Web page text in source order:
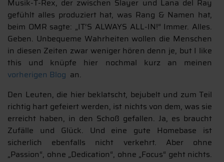
Musik-T-Rex, der zwischen Slayer und Lana del Ray
gefühlt alles produziert hat, was Rang & Namen hat,
beim OMR sagte: „IT’S ALWAYS ALL-IN!“ Immer. Alles.
Geben. Unbequeme Wahrheiten wollen die Menschen
in diesen Zeiten zwar weniger hören denn je, but I like
this und knüpfe hier nochmal kurz an meinen
vorherigen Blog an.
Den Leuten, die hier beklatscht, bejubelt und zum Teil
richtig hart gefeiert werden, ist nichts von dem, was sie
erreicht haben, in den Schoß gefallen. Ja, es braucht
Zufälle und Glück. Und eine gute Homebase ist
sicherlich ebenfalls nicht verkehrt. Aber ohne
„Passion“, ohne „Dedication“, ohne „Focus“ geht nichts.